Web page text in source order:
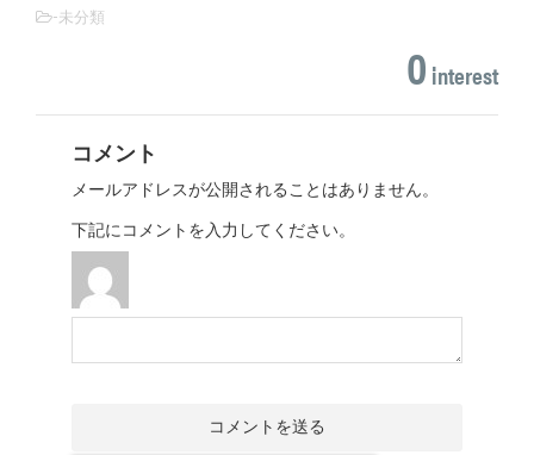
-未分類
0 interest
コメント
メールアドレスが公開されることはありません。
下記にコメントを入力してください。